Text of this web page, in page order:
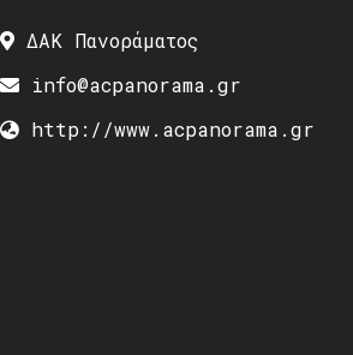
ΔΑΚ Πανοράματος
info@acpanorama.gr
http://www.acpanorama.gr